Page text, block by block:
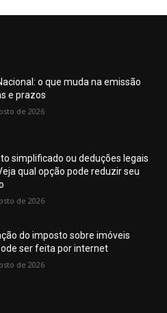
o que muda na emissão
e prazos
de 2026
simplificado ou deduções legais
qual opção pode reduzir seu
de 2026
do imposto sobre imóveis
ser feita por internet
de 2026